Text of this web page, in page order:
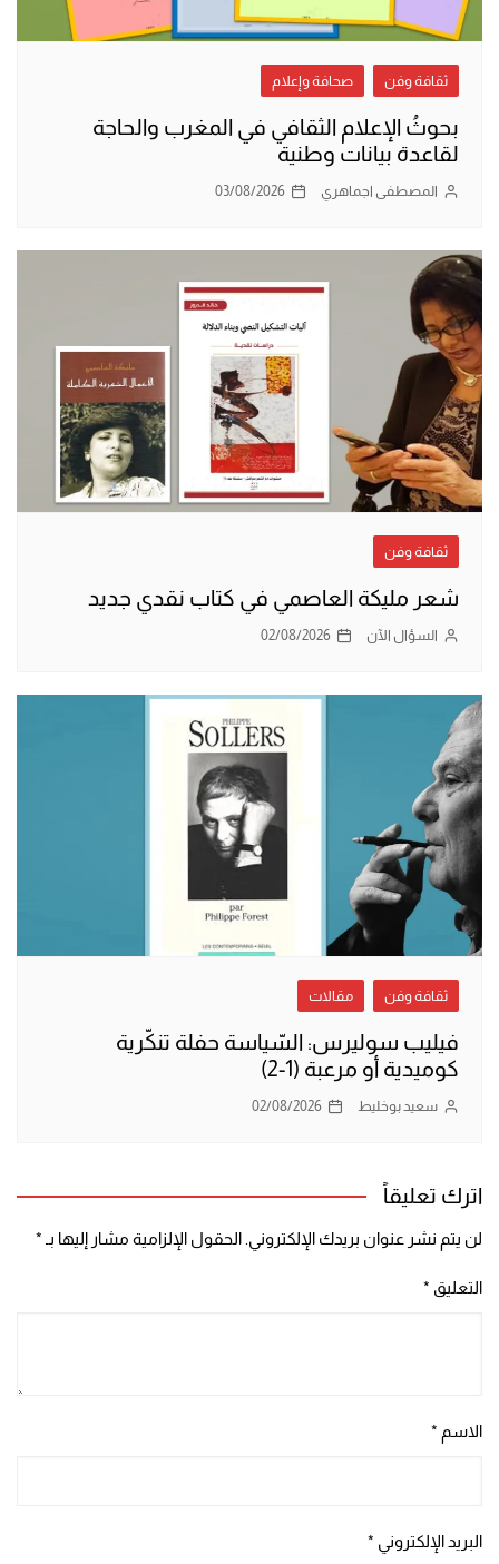
ثقافة وفن صحافة وإعلام
بحوثُ الإعلام الثقافي في المغرب والحاجة
لقاعدة بيانات وطنية
المصطفى اجماهري 03/08/2026
ثقافة وفن
شعر مليكة العاصمي في كتاب نقدي جديد
السؤال الآن 02/08/2026
ثقافة وفن مقالات
فيليب سوليرس: السّياسة حفلة تنكّرية
كوميدية أو مرعبة (1-2)
سعيد بوخليط 02/08/2026
اترك تعليقاً
لن يتم نشر عنوان بريدك الإلكتروني. الحقول الإلزامية مشار إليها بـ *
التعليق *
الاسم *
البريد الإلكتروني *